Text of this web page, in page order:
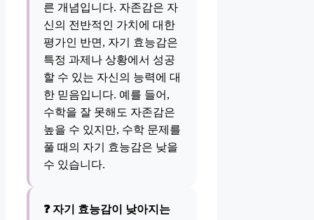
른 개념입니다. 자존감은 자
신의 전반적인 가치에 대한
평가인 반면, 자기 효능감은
특정 과제나 상황에서 성공
할 수 있는 자신의 능력에 대
한 믿음입니다. 예를 들어,
수학을 잘 못해도 자존감은
높을 수 있지만, 수학 문제를
풀 때의 자기 효능감은 낮을
수 있습니다.
❓ 자기 효능감이 낮아지는